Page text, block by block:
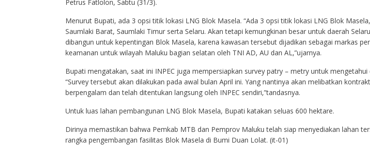
Petrus Fatlolon, Sabtu (31/3).
Menurut Bupati, ada 3 opsi titik lokasi LNG Blok Masela. “Ada 3 opsi titik lokasi LNG Blok
Saumlaki Barat, Saumlaki Timur serta Selaru. Akan tetapi kemungkinan besar untuk daerah
dibangun untuk kepentingan Blok Masela, karena kawasan tersebut dijadikan sebagai markas
keamanan untuk wilayah Maluku bagian selatan oleh TNI AD, AU dan AL,”ujarnya.
Bupati mengatakan, saat ini INPEC juga mempersiapkan survey patry – metry untuk mengetahui
“Survey tersebut akan dilakukan pada awal bulan April ini. Yang nantinya akan melibatkan
berpengalam dan telah ditentukan langsung oleh INPEC sendiri,”tandasnya.
Untuk luas lahan pembangunan LNG Blok Masela, Bupati katakan seluas 600 hektare.
Dirinya memastikan bahwa Pemkab MTB dan Pemprov Maluku telah siap menyediakan lahan
rangka pengembangan fasilitas Blok Masela di Bumi Duan Lolat. (it-01)